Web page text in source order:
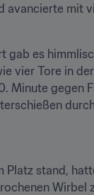
mit
gab es
vier Tore in
Minute gegen
stand,
Wirbel